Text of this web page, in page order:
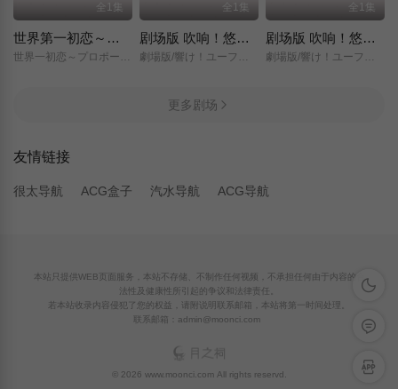
全1集
世界第一初恋～求婚篇～
全1集
剧场版 吹响！悠风号～想要传达的旋律～
全1集
剧场版 吹响！悠风号～誓言的终章～
更多剧场
友情链接
很太导航 ACG盒子 汽水导航 ACG导航
深色模
留言反
APP下
本站只提供WEB页面服务，本站不存储、不制作任何视频，不承担任何由于内容的合
法性及健康性所引起的争议和法律责任。
若本站收录内容侵犯了您的权益，请附说明联系邮箱，本站将第一时间处理。
联系邮箱：admin@moonci.com
© 2026 www.moonci.com All rights reservd.